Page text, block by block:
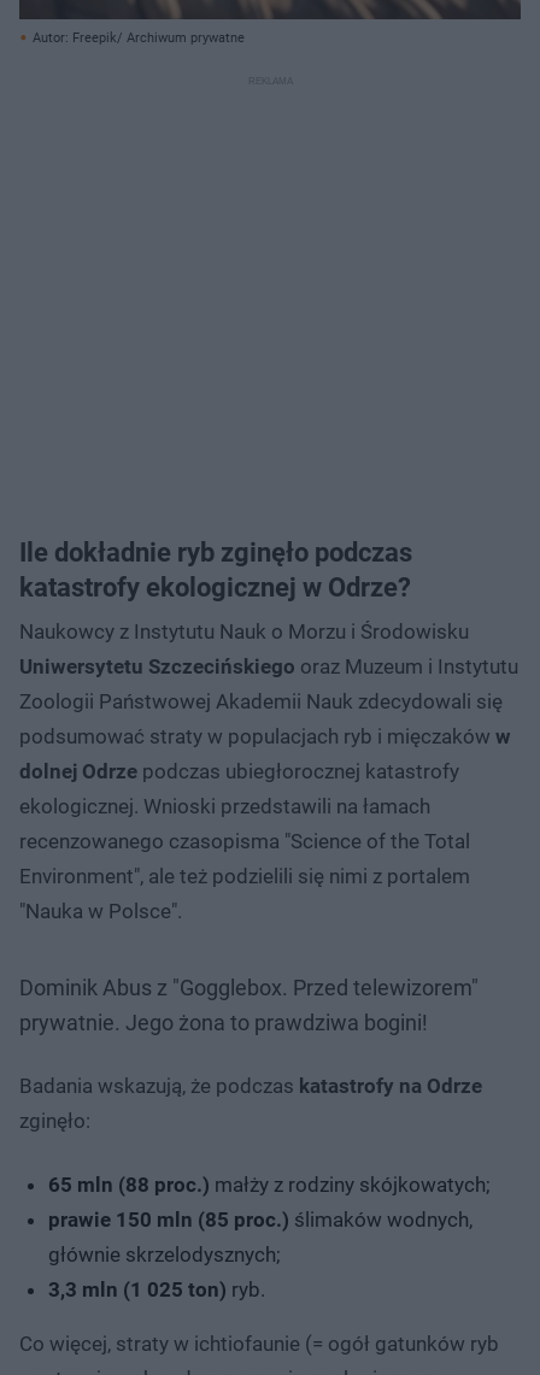
Autor: Freepik/ Archiwum prywatne
Ile dokładnie ryb zginęło podczas
katastrofy ekologicznej w Odrze?
Naukowcy z Instytutu Nauk o Morzu i Środowisku
Uniwersytetu Szczecińskiego oraz Muzeum i Instytutu
Zoologii Państwowej Akademii Nauk zdecydowali się
podsumować straty w populacjach ryb i mięczaków w
dolnej Odrze podczas ubiegłorocznej katastrofy
ekologicznej. Wnioski przedstawili na łamach
recenzowanego czasopisma "Science of the Total
Environment", ale też podzielili się nimi z portalem
"Nauka w Polsce".
Dominik Abus z "Gogglebox. Przed telewizorem"
prywatnie. Jego żona to prawdziwa bogini!
Badania wskazują, że podczas katastrofy na Odrze
zginęło:
65 mln (88 proc.) małży z rodziny skójkowatych;
prawie 150 mln (85 proc.) ślimaków wodnych,
głównie skrzelodysznych;
3,3 mln (1 025 ton) ryb.
Co więcej, straty w ichtiofaunie (= ogół gatunków ryb